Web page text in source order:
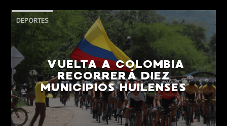
DEPORTES
VUELTA A COLOMBIA
RECORRERÁ DIEZ
MUNICIPIOS HUILENSES